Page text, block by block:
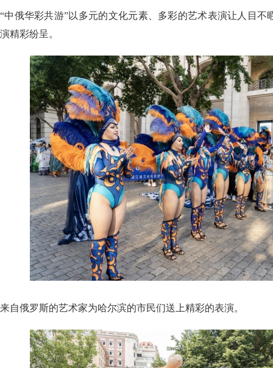
“中俄华彩共游”以多元的文化元素、多彩的艺术表演让人目不
演精彩纷呈。
来自俄罗斯的艺术家为哈尔滨的市民们送上精彩的表演。